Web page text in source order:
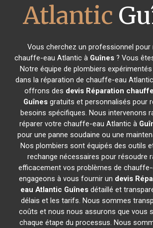
Atlantic
Vous cherchez un professionnel pour
chauffe-eau Atlantic à Guînes ? Vous
Notre équipe de plombiers
dans la réparation de chauffe-eau
offrons des devis Réparation
Guînes gratuits et personnalisés pour
besoins spécifiques. Nous intervenons
réparer votre chauffe-eau Atlantic à
pour une panne soudaine ou une
Nos plombiers sont équipés des outils
rechange nécessaires pour résoudre
efficacement vos problèmes de
engageons à vous fournir un devis
eau Atlantic Guînes détaillé et
délais et les tarifs. Nous sommes
coûts et nous nous assurons que vous
chaque étape du processus. Nous